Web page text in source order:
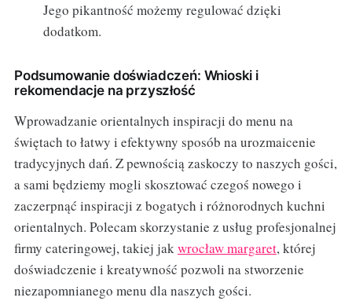
Jego pikantność możemy regulować dzięki
dodatkom.
Podsumowanie doświadczeń: Wnioski i
rekomendacje na przyszłość
Wprowadzanie orientalnych inspiracji do menu na
świętach to łatwy i efektywny sposób na urozmaicenie
tradycyjnych dań. Z pewnością zaskoczy to naszych gości,
a sami będziemy mogli skosztować czegoś nowego i
zaczerpnąć inspiracji z bogatych i różnorodnych kuchni
orientalnych. Polecam skorzystanie z usług profesjonalnej
firmy cateringowej, takiej jakwrocław margaret, której
doświadczenie i kreatywność pozwoli na stworzenie
niezapomnianego menu dla naszych gości.